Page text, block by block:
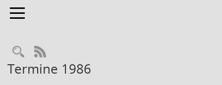
Toggle navigation
Rechercheauswahl
RSS-Feed
Termine 1986